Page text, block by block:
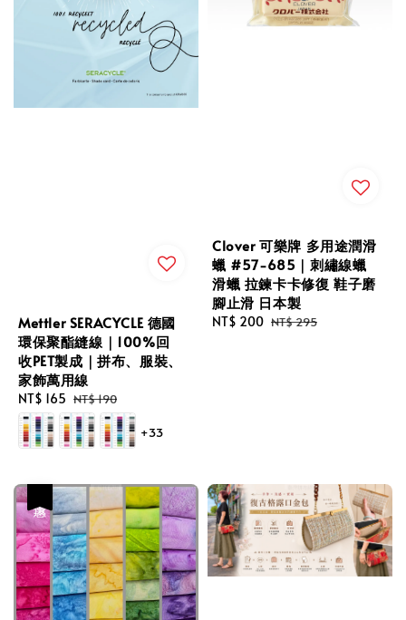
Mettler SERACYCLE 德國
環保聚酯縫線｜100%回
收PET製成｜拼布、服裝、
家飾萬用線
Sale
price
NT$ 165 Regular
price
NT$ 190
+33
Clover 可樂牌 多用途潤滑
蠟 #57-685｜刺繡線蠟
滑蠟 拉鍊卡卡修復 鞋子磨
腳止滑 日本製
Sale
NT$ 200 Regular
NT$ 295